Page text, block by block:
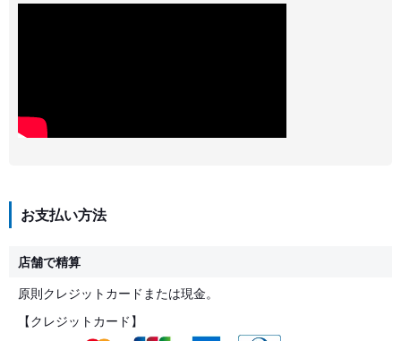
お支払い方法
店舗で精算
原則クレジットカードまたは現金。
【クレジットカード】